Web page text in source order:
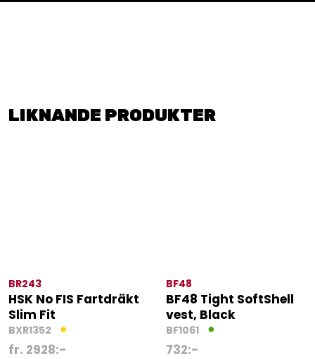
LIKNANDE PRODUKTER
BR243
HSK No FIS Fartdräkt
Slim Fit
BXR1352
fr. 2928:-
BF48
BF48 Tight SoftShell
vest, Black
BF1061
732:-